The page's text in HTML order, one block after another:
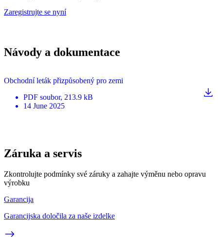
Zaregistrujte se nyní
Návody a dokumentace
Obchodní leták přizpůsobený pro zemi
PDF soubor, 213.9 kB
14 June 2025
Záruka a servis
Zkontrolujte podmínky své záruky a zahajte výměnu nebo opravu
výrobku
Garancija
Garancijska določila za naše izdelke